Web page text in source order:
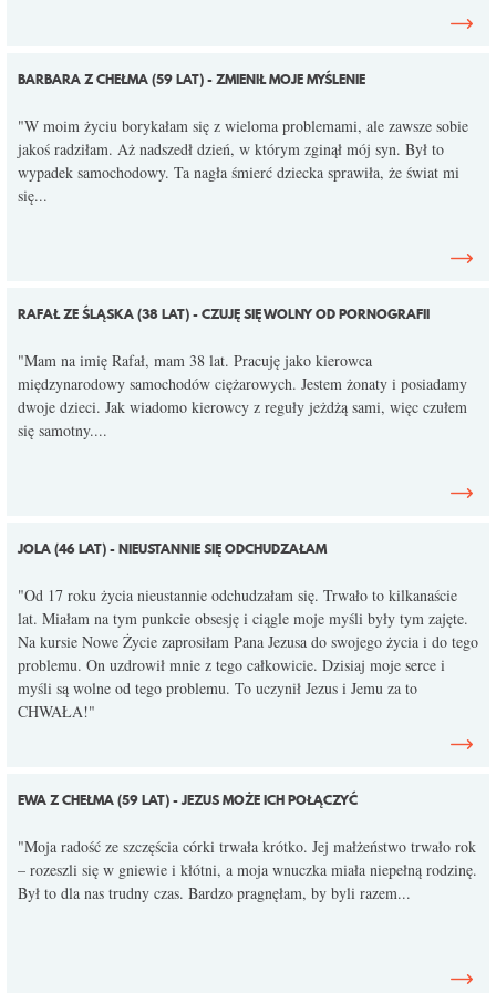
BARBARA Z CHEŁMA (59 LAT) - ZMIENIŁ MOJE MYŚLENIE
"W moim życiu borykałam się z wieloma problemami, ale zawsze sobie
jakoś radziłam. Aż nadszedł dzień, w którym zginął mój syn. Był to
wypadek samochodowy. Ta nagła śmierć dziecka sprawiła, że świat mi
się...
RAFAŁ ZE ŚLĄSKA (38 LAT) - CZUJĘ SIĘ WOLNY OD PORNOGRAFII
"Mam na imię Rafał, mam 38 lat. Pracuję jako kierowca
międzynarodowy samochodów ciężarowych. Jestem żonaty i posiadamy
dwoje dzieci. Jak wiadomo kierowcy z reguły jeżdżą sami, więc czułem
się samotny....
JOLA (46 LAT) - NIEUSTANNIE SIĘ ODCHUDZAŁAM
"Od 17 roku życia nieustannie odchudzałam się. Trwało to kilkanaście
lat. Miałam na tym punkcie obsesję i ciągle moje myśli były tym zajęte.
Na kursie Nowe Życie zaprosiłam Pana Jezusa do swojego życia i do tego
problemu. On uzdrowił mnie z tego całkowicie. Dzisiaj moje serce i
myśli są wolne od tego problemu. To uczynił Jezus i Jemu za to
CHWAŁA!"
EWA Z CHEŁMA (59 LAT) - JEZUS MOŻE ICH POŁĄCZYĆ
"Moja radość ze szczęścia córki trwała krótko. Jej małżeństwo trwało rok
– rozeszli się w gniewie i kłótni, a moja wnuczka miała niepełną rodzinę.
Był to dla nas trudny czas. Bardzo pragnęłam, by byli razem...